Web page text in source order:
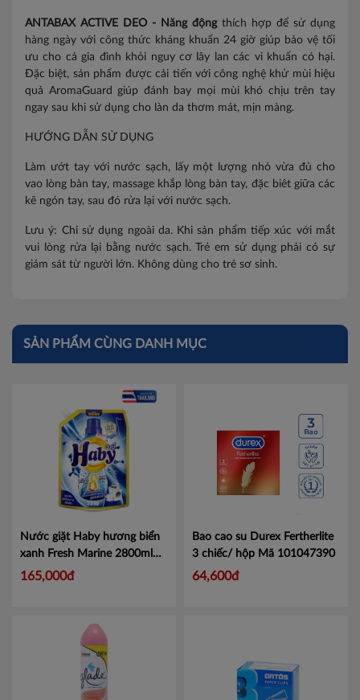
ANTABAX ACTIVE DEO - Năng độngthích hợp để sử dụng
hàng ngày với công thức kháng khuẩn 24 giờ giúp bảo vệ tối
ưu cho cả gia đình khỏi nguy cơ lây lan các vi khuẩn có hại.
Đặc biệt, sản phẩm được cải tiến với công nghệ khử mùi hiệu
quả AromaGuard giúp đánh bay mọi mùi khó chịu trên tay
ngay sau khi sử dụng cho làn da thơm mát, mịn màng.
HƯỚNG DẪN SỬ DỤNG
Làm ướt tay với nước sạch, lấy một lượng nhỏ vừa đủ cho
vao lòng bàn tay, massage khắp lòng bàn tay, đặc biêt giữa các
kẽ ngón tay, sau đó rửa lại với nước sạch.
Lưu ý: Chỉ sử dụng ngoài da. Khi sản phẩm tiếp xúc với mắt
vui lòng rửa lại bằng nước sạch. Trẻ em sử dụng phải có sự
giám sát từ người lớn. Không dùng cho trẻ sơ sinh.
SẢN PHẨM CÙNG DANH MỤC
Nước giặt Haby hương biển
xanh Fresh Marine 2800ml
túi xanh dương
165,000đ
Bao cao su Durex Fertherlite
3 chiếc/ hộp Mã 101047390
64,600đ